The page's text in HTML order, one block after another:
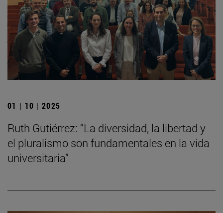
01 | 10 | 2025
Ruth Gutiérrez: “La diversidad, la libertad y
el pluralismo son fundamentales en la vida
universitaria”